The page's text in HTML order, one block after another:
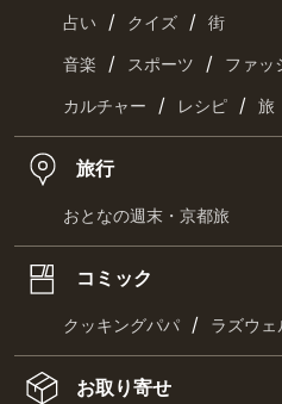
占い / クイズ / 街
音楽 / スポーツ / ファッ
カルチャー / レシピ / 旅
旅行
おとなの週末・京都旅
コミック
クッキングパパ / ラズウェ
お取り寄せ